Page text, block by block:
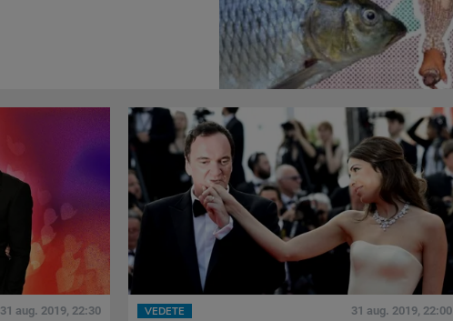
31 aug. 2019, 22:30 VEDETE 31 aug. 2019, 22:00